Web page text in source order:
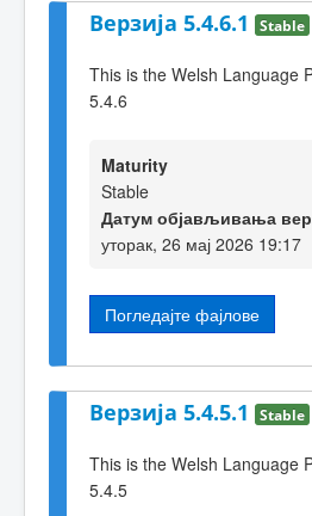
Верзија 5.4.6.1 Stable
This is the Welsh Language
5.4.6
Maturity
Stable
Датум објављивања
уторак, 26 мај 2026 19:17
Погледајте фајлове
Верзија 5.4.5.1 Stable
This is the Welsh Language
5.4.5